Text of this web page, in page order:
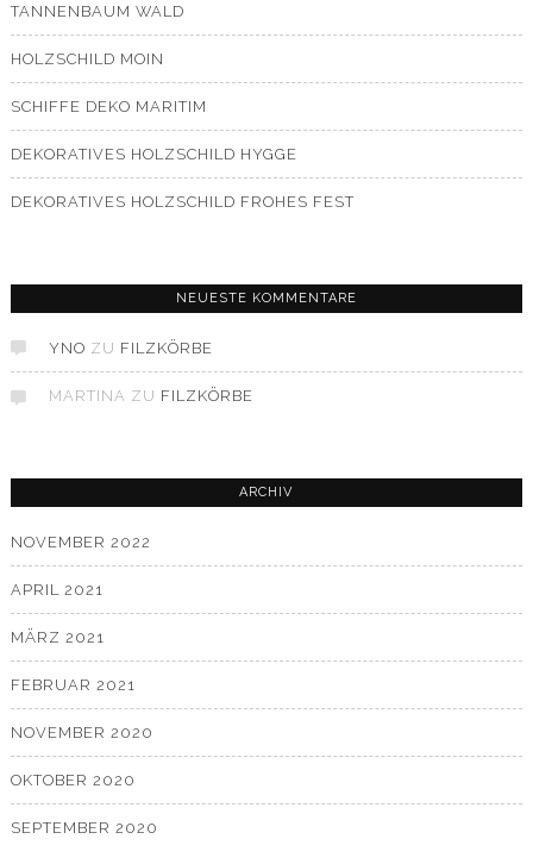
TANNENBAUM WALD
HOLZSCHILD MOIN
SCHIFFE DEKO MARITIM
DEKORATIVES HOLZSCHILD HYGGE
DEKORATIVES HOLZSCHILD FROHES FEST
NEUESTE KOMMENTARE
YNO ZU FILZKÖRBE
MARTINA ZU FILZKÖRBE
ARCHIV
NOVEMBER 2022
APRIL 2021
MÄRZ 2021
FEBRUAR 2021
NOVEMBER 2020
OKTOBER 2020
SEPTEMBER 2020